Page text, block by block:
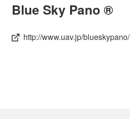
Blue Sky Pano ®
http://www.uav.jp/blueskypano/